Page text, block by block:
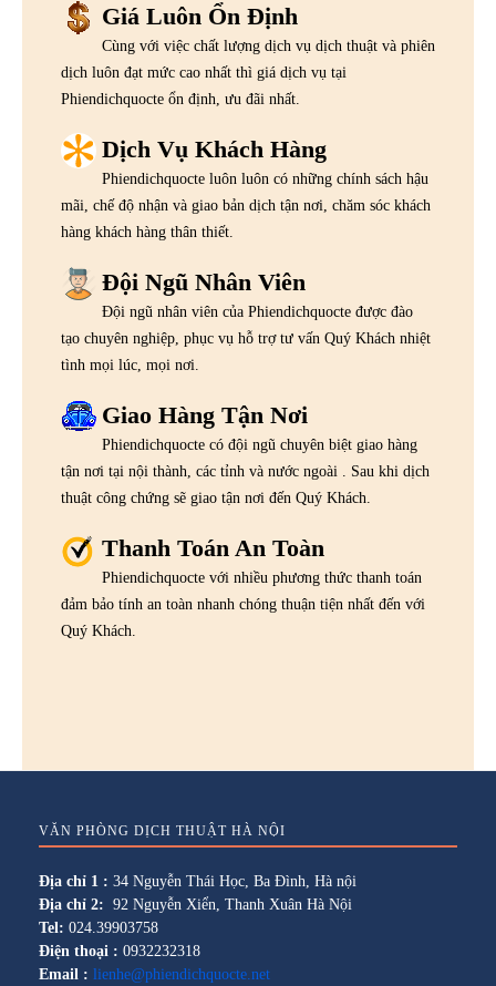
Giá Luôn Ổn Định
Cùng với việc chất lượng dịch vụ dịch thuật và phiên
dịch luôn đạt mức cao nhất thì giá dịch vụ tại
Phiendichquocte ổn định, ưu đãi nhất.
Dịch Vụ Khách Hàng
Phiendichquocte luôn luôn có những chính sách hậu
mãi, chế độ nhận và giao bản dịch tận nơi, chăm sóc khách
hàng khách hàng thân thiết.
Đội Ngũ Nhân Viên
Đội ngũ nhân viên của Phiendichquocte được đào
tạo chuyên nghiệp, phục vụ hỗ trợ tư vấn Quý Khách nhiệt
tình mọi lúc, mọi nơi.
Giao Hàng Tận Nơi
Phiendichquocte có đội ngũ chuyên biệt giao hàng
tận nơi tại nội thành, các tỉnh và nước ngoài . Sau khi dịch
thuật công chứng sẽ giao tận nơi đến Quý Khách.
Thanh Toán An Toàn
Phiendichquocte với nhiều phương thức thanh toán
đảm bảo tính an toàn nhanh chóng thuận tiện nhất đến với
Quý Khách.
VĂN PHÒNG DỊCH THUẬT HÀ NỘI
Địa chỉ 1 : 34 Nguyễn Thái Học, Ba Đình, Hà nội
Địa chỉ 2: 92 Nguyễn Xiển, Thanh Xuân Hà Nội
Tel: 024.39903758
Điện thoại : 0932232318
Email : lienhe@phiendichquocte.net